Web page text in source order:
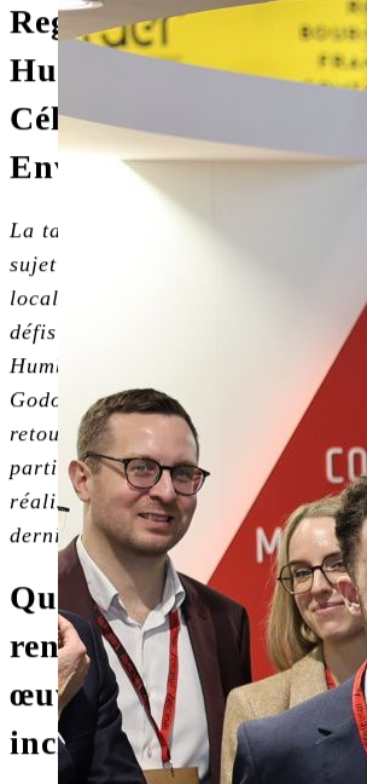
Regard croisés entre
Humbrecht de Calia
Céline Godoy d’Elcimaï
Environnement.
La tarification incitative (TI) sur
sujet complexe et crucial pour les
locales. Pour mieux comprendre
défis et les réussites de cette
Humbrecht du cabinet CALIA
Godoy d’Elcimaï Environnement
retours d’expérience et leurs
partir de leurs missions
réalisées auprès de nombreux
dernières années.
Quels sont les
rencontrés lors de la
œuvre de la
incitative ?